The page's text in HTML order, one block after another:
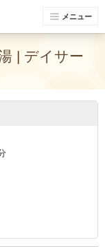
メニュー
| デイサー